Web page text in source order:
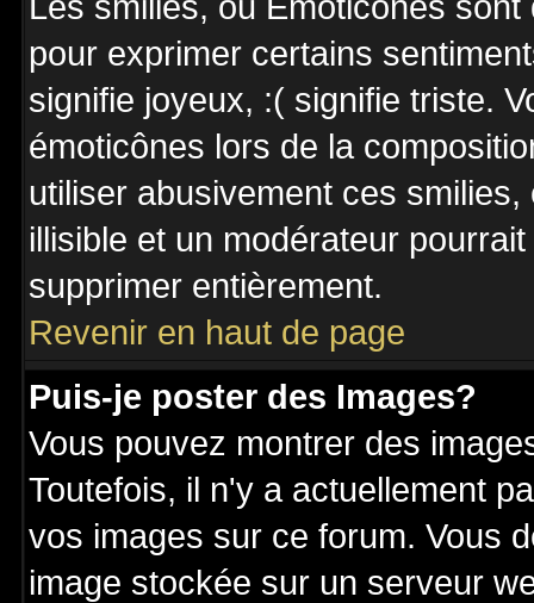
pour exprimer certains
signifie joyeux, :( signifie triste.
émoticônes lors de la
utiliser abusivement ces
illisible et un modérateur
supprimer entièrement.
Revenir en haut de page
Puis-je poster des Images?
Vous pouvez montrer des
Toutefois, il n'y a actuellement
vos images sur ce forum. Vous
image stockée sur un serveur